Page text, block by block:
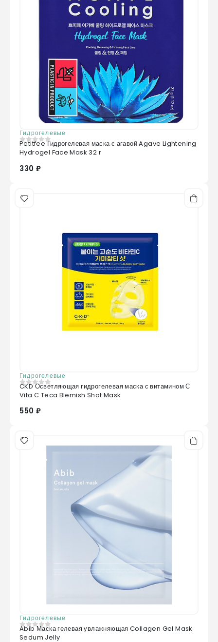
Гидрогелевые
0 из 5
Petitfee Гидрогелевая маска с агавой Agave Lightening
Hydrogel Face Mask 32 г
330 ₽
Гидрогелевые
0из 5
CKD Осветляющая гидрогелевая маска с витамином С
Vita C Teca Blemish Shot Mask
550 ₽
Гидрогелевые
0из 5
Abib Маска гелевая увлажняющая Collagen Gel Mask
Sedum Jelly